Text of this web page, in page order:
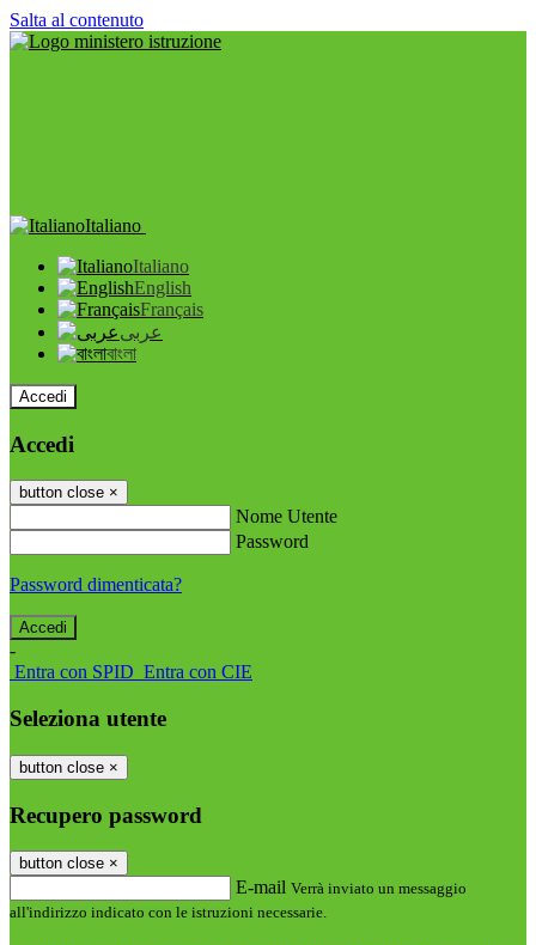
Salta al contenuto
Italiano
Italiano
English
Français
عربى
বাংলা
Accedi
Accedi
button close ×
Nome Utente
Password
Password dimenticata?
-
Entra con SPID Entra con CIE
Seleziona utente
button close ×
Recupero password
button close ×
E-mail Verrà inviato un messaggio
all'indirizzo indicato con le istruzioni necessarie.